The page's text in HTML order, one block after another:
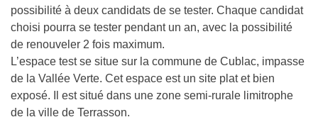
possibilité à deux candidats de se tester. Chaque candidat
choisi pourra se tester pendant un an, avec la possibilité
de renouveler 2 fois maximum.
L’espace test se situe sur la commune de Cublac, impasse
de la Vallée Verte. Cet espace est un site plat et bien
exposé. Il est situé dans une zone semi-rurale limitrophe
de la ville de Terrasson.